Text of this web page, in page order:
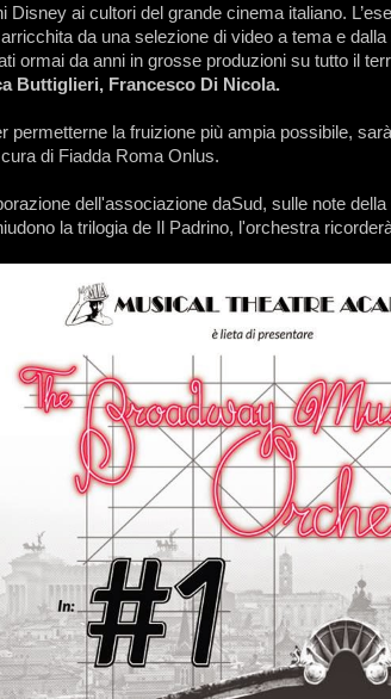
Disney ai cultori del grande cinema italiano.
da una selezione di video a tema e
ormai da anni in grosse produzioni su tutto il
Buttiglieri, Francesco Di Nicola.
permetterne la fruizione più ampia possibile,
di Fiadda Roma Onlus.
dell'associazione daSud, sulle note
la trilogia de Il Padrino, l'orchestra